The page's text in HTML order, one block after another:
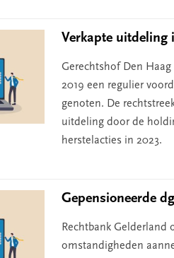
Verkapte uitdeling
Gerechtshof Den
2019 een regulier
genoten. De
uitdeling door de
herstelacties in 2023.
Gepensioneerde
Rechtbank Gelderland
omstandigheden